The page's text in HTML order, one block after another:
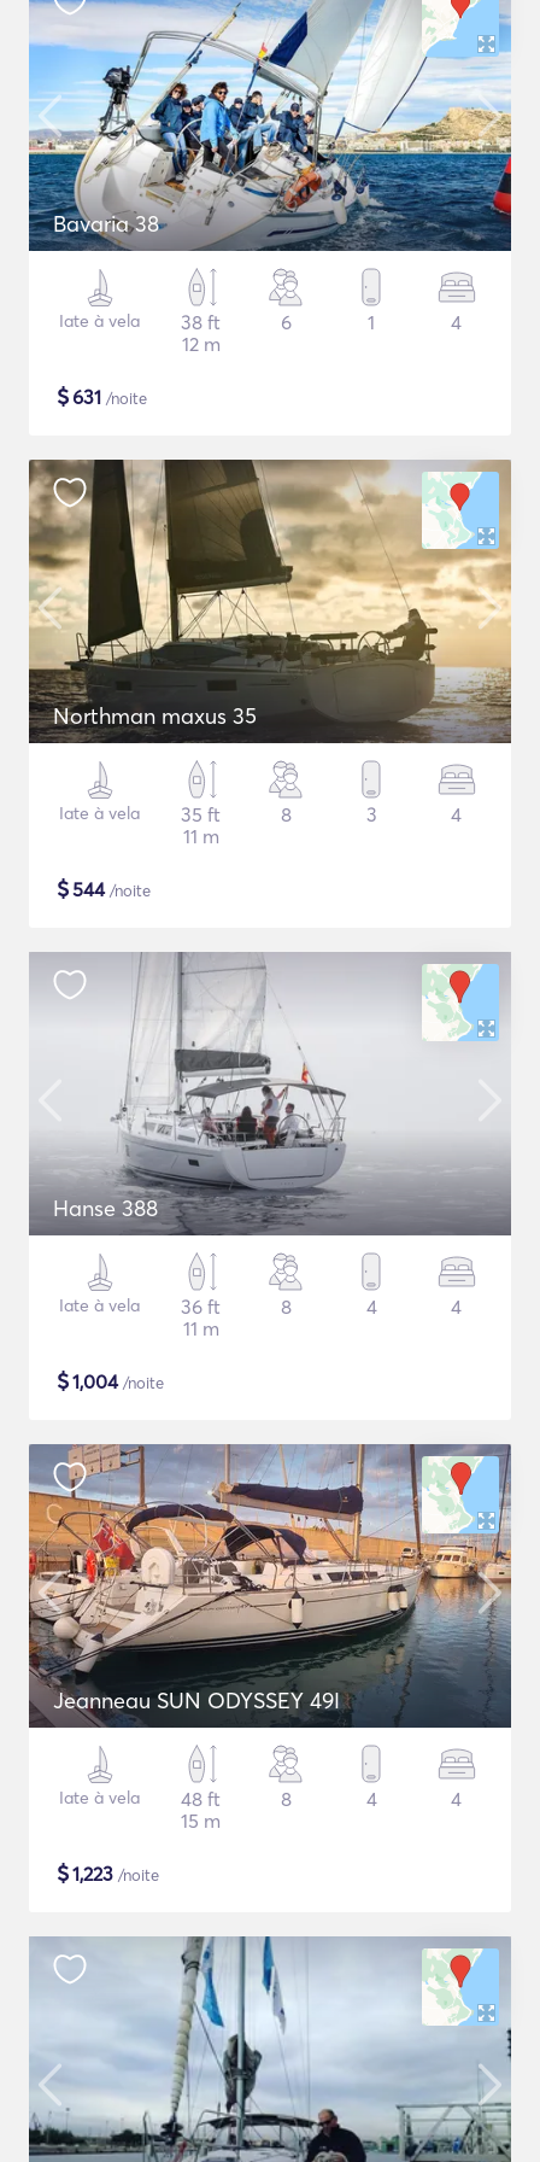
Bavaria 38
Iate à vela
38 ft
12 m
6 1 4
$631 /noite
Northman maxus 35
Iate à vela
35 ft
11 m
8 3 4
$544/noite
Hanse 388
Iate à vela
36 ft
11 m
8 4 4
$1,004/noite
Jeanneau SUN ODYSSEY 49I
Iate à vela
48 ft
15 m
8 4 4
$1,223 /noite